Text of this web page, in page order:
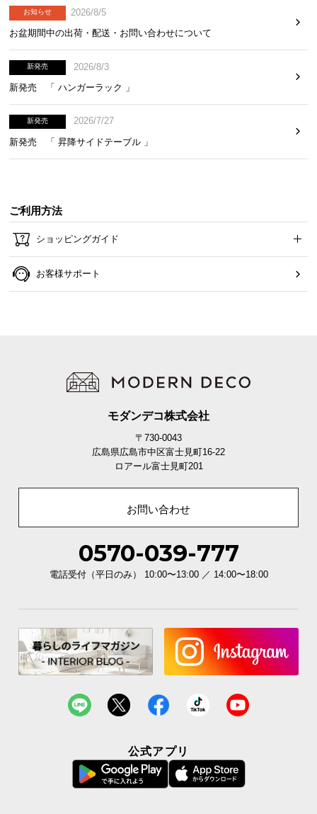
お知らせ
2026/8/5
お盆期間中の出荷・配送・お問い合わせについて
新発売
2026/8/3
新発売 「 ハンガーラック 」
新発売
2026/7/27
新発売 「 昇降サイドテーブル 」
ご利用方法
ショッピングガイド
お客様サポート
モダンデコ株式会社
〒730-0043
広島県広島市中区富士見町16-22
ロアール富士見町201
お問い合わせ
0570-039-777
電話受付（平日のみ） 10:00〜13:00 ／ 14:00〜18:00
公式アプリ